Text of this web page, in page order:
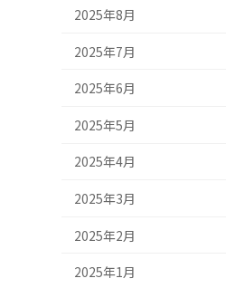
2025年8月
2025年7月
2025年6月
2025年5月
2025年4月
2025年3月
2025年2月
2025年1月